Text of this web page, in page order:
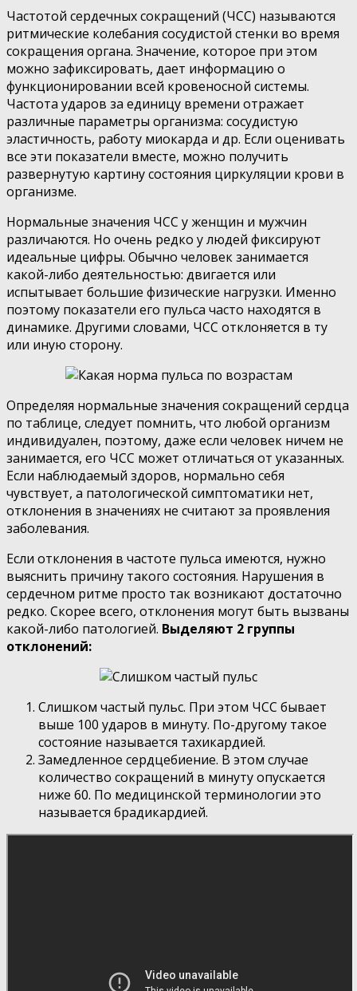
Частотой сердечных сокращений (ЧСС) называются
ритмические колебания сосудистой стенки во время
сокращения органа. Значение, которое при этом
можно зафиксировать, дает информацию о
функционировании всей кровеносной системы.
Частота ударов за единицу времени отражает
различные параметры организма: сосудистую
эластичность, работу миокарда и др. Если оценивать
все эти показатели вместе, можно получить
развернутую картину состояния циркуляции крови в
организме.
Нормальные значения ЧСС у женщин и мужчин
различаются. Но очень редко у людей фиксируют
идеальные цифры. Обычно человек занимается
какой-либо деятельностью: двигается или
испытывает большие физические нагрузки. Именно
поэтому показатели его пульса часто находятся в
динамике. Другими словами, ЧСС отклоняется в ту
или иную сторону.
Определяя нормальные значения сокращений сердца
по таблице, следует помнить, что любой организм
индивидуален, поэтому, даже если человек ничем не
занимается, его ЧСС может отличаться от указанных.
Если наблюдаемый здоров, нормально себя
чувствует, а патологической симптоматики нет,
отклонения в значениях не считают за проявления
заболевания.
Если отклонения в частоте пульса имеются, нужно
выяснить причину такого состояния. Нарушения в
сердечном ритме просто так возникают достаточно
редко. Скорее всего, отклонения могут быть вызваны
какой-либо патологией. Выделяют 2 группы
отклонений:
Слишком частый пульс. При этом ЧСС бывает
выше 100 ударов в минуту. По-другому такое
состояние называется тахикардией.
Замедленное сердцебиение. В этом случае
количество сокращений в минуту опускается
ниже 60. По медицинской терминологии это
называется брадикардией.